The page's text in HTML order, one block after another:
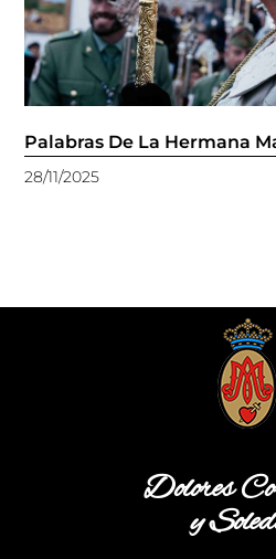
Palabras De La Hermana
28/11/2025
Dolores
y